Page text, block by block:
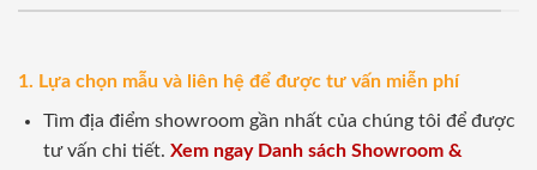
1. Lựa chọn mẫu và liên hệ để được tư vấn miễn phí
Tìm địa điểm showroom gần nhất của chúng tôi để được
tư vấn chi tiết. Xem ngay Danh sách Showroom &